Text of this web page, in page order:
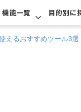
能一覧 目的別に
えるおすすめツール3選